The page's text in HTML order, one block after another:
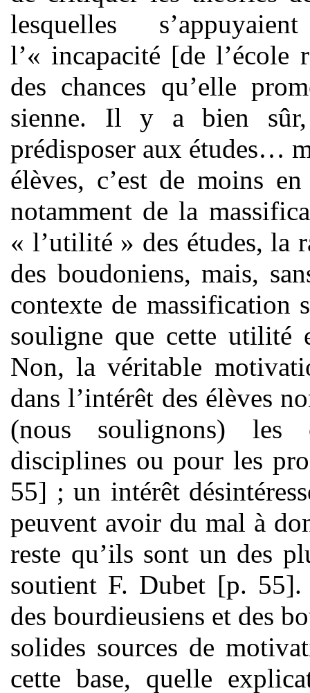
lesquelles
l’« incapacité [de l’école
des chances qu’elle
sienne. Il y a bien
prédisposer aux études…
élèves, c’est de moins
notamment de la
« l’utilité » des études, la
des boudoniens, mais,
contexte de massification
souligne que cette
Non, la véritable
dans l’intérêt des élèves
(nous soulignons) les
disciplines ou pour les
55] ; un intérêt
peuvent avoir du mal à
reste qu’ils sont un des
soutient F. Dubet [p.
des bourdieusiens et des
solides sources de
cette base, quelle